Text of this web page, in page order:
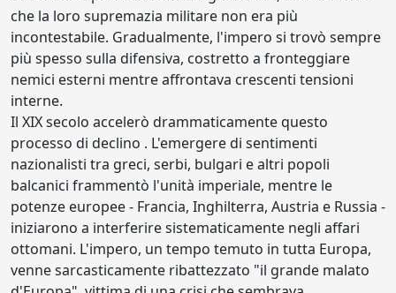
che la loro supremazia militare non era più
incontestabile. Gradualmente, l'impero si trovò sempre
più spesso sulla difensiva, costretto a fronteggiare
nemici esterni mentre affrontava crescenti tensioni
interne.
Il XIX secolo accelerò drammaticamente questo
processo di declino . L'emergere di sentimenti
nazionalisti tra greci, serbi, bulgari e altri popoli
balcanici frammentò l'unità imperiale, mentre le
potenze europee - Francia, Inghilterra, Austria e Russia -
iniziarono a interferire sistematicamente negli affari
ottomani. L'impero, un tempo temuto in tutta Europa,
venne sarcasticamente ribattezzato "il grande malato